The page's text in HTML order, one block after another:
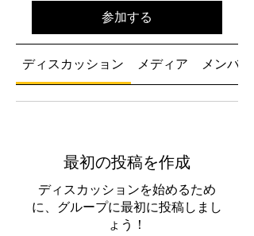
参加する
ディスカッション メディア メンバー
最初の投稿を作成
ディスカッションを始めるため
に、グループに最初に投稿しまし
ょう！